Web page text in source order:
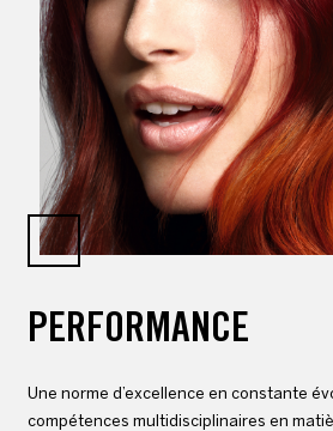
PERFORMANCE
Une norme d’excellence en constante
compétences multidisciplinaires en